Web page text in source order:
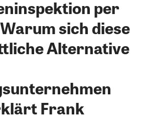
per
sich diese
Alternative
Frank